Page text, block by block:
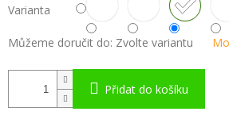
Varianta
Můžeme doručit do: Zvolte variantu
Přidat do košíku